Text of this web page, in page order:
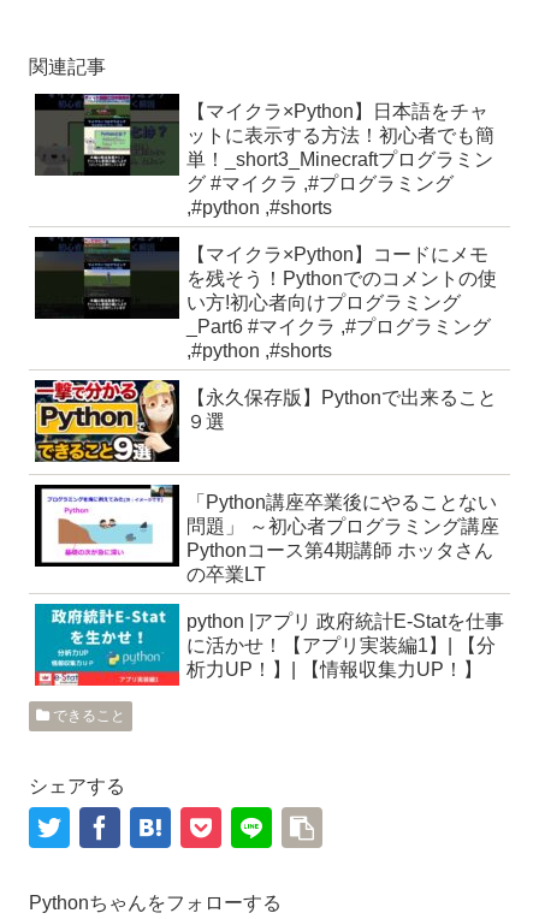
関連記事
【マイクラ×Python】日本語をチャ
ットに表示する方法！初心者でも簡
単！_short3_Minecraftプログラミン
グ #マイクラ ,#プログラミング
,#python ,#shorts
【マイクラ×Python】コードにメモ
を残そう！Pythonでのコメントの使
い方!初心者向けプログラミング
_Part6 #マイクラ ,#プログラミング
,#python ,#shorts
【永久保存版】Pythonで出来ること
９選
「Python講座卒業後にやることない
問題」 ～初心者プログラミング講座
Pythonコース第4期講師 ホッタさん
の卒業LT
python |アプリ 政府統計E-Statを仕事
に活かせ！【アプリ実装編1】| 【分
析力UP！】| 【情報収集力UP！】
できること
シェアする
Pythonちゃんをフォローする